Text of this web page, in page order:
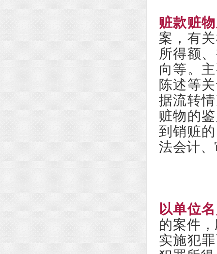
赃款赃
案，有
所得额
向等。
陈述等
据流转
赃物的
到销赃
法会计
以单位
的案件
实施犯